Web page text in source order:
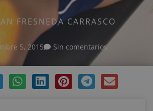
FRESNEDA CARRASCO
5, 2015 Sin comentarios